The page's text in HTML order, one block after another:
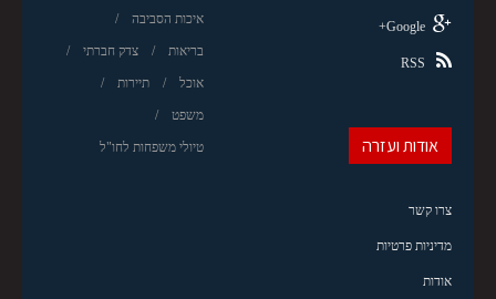
איכות הסביבה
בריאות צדק חברתי
אוכל תיירות
משפט
טיולי משפחות לחו"ל
Google+
RSS
אודות ועזרה
צרו קשר
מדיניות פרטיות
אודות